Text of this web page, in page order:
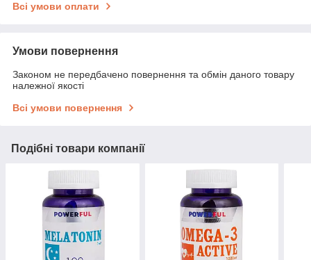
Всі умови оплати
Умови повернення
Законом не передбачено повернення та обмін даного товару
належної якості
Всі умови повернення
Подібні товари компанії